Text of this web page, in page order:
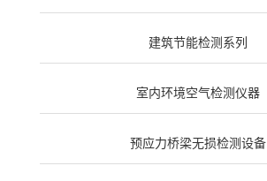
建筑节能检测系列
室内环境空气检测仪器
预应力桥梁无损检测设备